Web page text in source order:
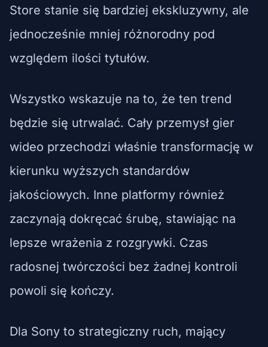
Store stanie się bardziej ekskluzywny, ale
jednocześnie mniej różnorodny pod
względem ilości tytułów.
Wszystko wskazuje na to, że ten trend
będzie się utrwalać. Cały przemysł gier
wideo przechodzi właśnie transformację w
kierunku wyższych standardów
jakościowych. Inne platformy również
zaczynają dokręcać śrubę, stawiając na
lepsze wrażenia z rozgrywki. Czas
radosnej twórczości bez żadnej kontroli
powoli się kończy.
Dla Sony to strategiczny ruch, mający